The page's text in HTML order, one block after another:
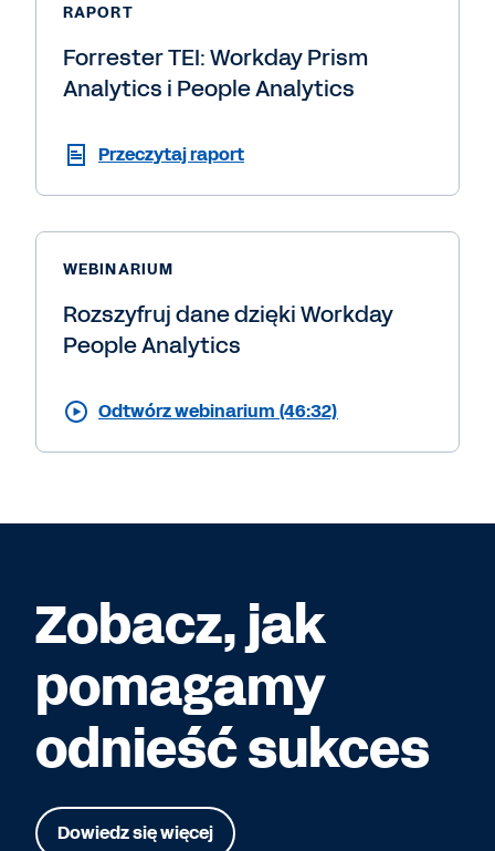
RAPORT
Forrester TEI: Workday Prism
Analytics i People Analytics
Przeczytaj raport
WEBINARIUM
Rozszyfruj dane dzięki Workday
People Analytics
Odtwórz webinarium (46:32)
Zobacz, jak
pomagamy
odnieść sukces
Dowiedz się więcej